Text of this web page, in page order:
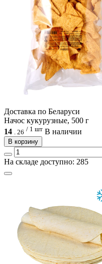
Доcтавка по Беларуси
Начос кукурузные, 500 г
14 . 26 / 1 шт В наличии
В корзину
На складе доступно: 285